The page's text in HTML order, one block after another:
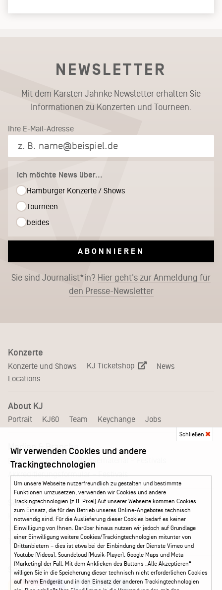
NEWSLETTER
Mit dem Karsten Jahnke Newsletter erhalten Sie
Informationen zu Konzerten und Tourneen.
Ihre E-Mail-Adresse
Ich möchte News über...
Hamburger Konzerte / Shows
Tourneen
beides
ABONNIEREN
Sie sind Journalist*in? Hier geht's zur Anmeldung für
den Presse-Newsletter
Konzerte
Konzerte und Shows KJ Ticketshop
News
Locations
About KJ
Portrait KJ60 Team Keychange Jobs
Medien & Branche
Booking Presse
Pressematerial – Festivals
Akkreditierungsformular – Festivals
Service
Kontakt Leichte Sprache
FAQ / Hilfe
Ticketshop Hamburg
Gutscheine
Callback-Service
Ticketservice 040 - 413 22 60
Social Media
Instagram Facebook
Schließen
Wir verwenden Cookies und andere
Trackingtechnologien
Um unsere Webseite nutzerfreundlich zu gestalten und bestimmte
Funktionen umzusetzen, verwenden wir Cookies und andere
Trackingtechnologien (z.B. Pixel).Auf unserer Webseite kommen Cookies
zum Einsatz, die für den Betrieb unseres Online-Angebotes technisch
notwendig sind. Für die Auslieferung dieser Cookies bedarf es keiner
Einwilligung von Ihnen. Darüber hinaus nutzen wir jedoch auf Grundlage
einer Einwilligung weitere Cookies/Trackingtechnologien mitunter von
Drittanbietern – dies ist etwa bei der Einbindung der Dienste Vimeo und
Youtube (Videos), Soundcloud (Musik-Player), Google Maps und Meta
(Marketing) der Fall. Mit dem Anklicken des Buttons „Alle Akzeptieren“
willigen Sie in die Speicherung dieser technisch nicht erforderlichen Cookies
auf Ihrem Endgerät und in den Einsatz der anderen Trackingtechnologien